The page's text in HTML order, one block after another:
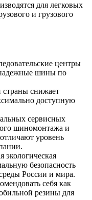
для легковых
и грузового
центры
шины по
снижает
доступную
сервисных
шиномонтажа и
уровень
экологическая
безопасность
России и мира.
себя как
резины для